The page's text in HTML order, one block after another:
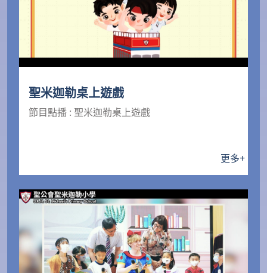
聖米迦勒桌上遊戲
節目點播 : 聖米迦勒桌上遊戲
更多+